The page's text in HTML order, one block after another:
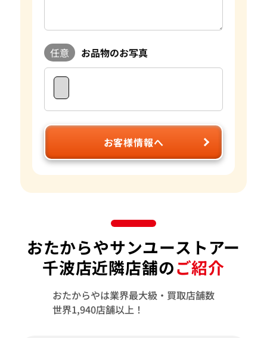
任意 お品物のお写真
お客様情報へ
おたからやサンユーストアー
千波店近隣店舗のご紹介
おたからやは業界最大級・買取店舗数
世界1,940店舗以上！